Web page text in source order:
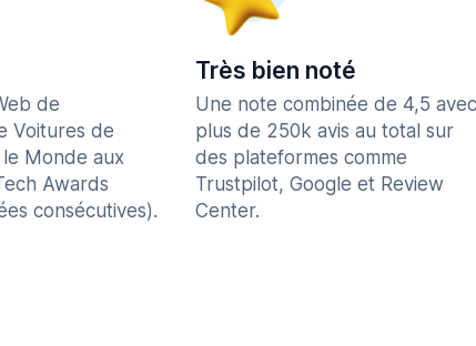
de
Voitures de
le Monde aux
Awards
consécutives).
Très bien noté
Une note combinée de 4,5 avec
plus de 250k avis au total sur
des plateformes comme
Trustpilot, Google et Review
Center.